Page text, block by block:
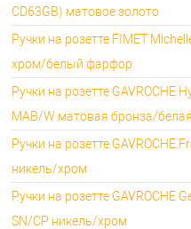
CD63GB) матовое золото
Ручки на розетте FIMET
хром/белый фарфор
Ручки на розетте GAVROCHE
MAB/W матовая бронза/
Ручки на розетте GAVROCHE
никель/хром
Ручки на розетте GAVROCHE
SN/CP никель/хром